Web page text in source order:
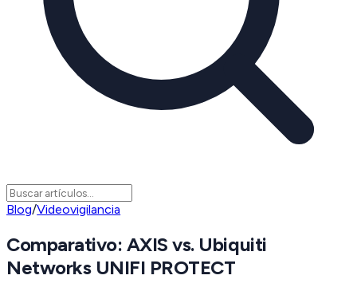
Blog/Videovigilancia
Comparativo: AXIS vs. Ubiquiti
Networks UNIFI PROTECT